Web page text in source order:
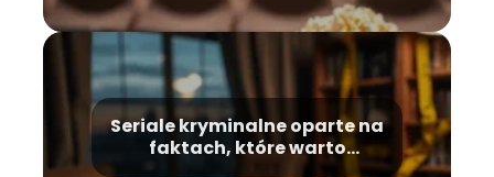
Seriale kryminalne oparte na
faktach, które warto